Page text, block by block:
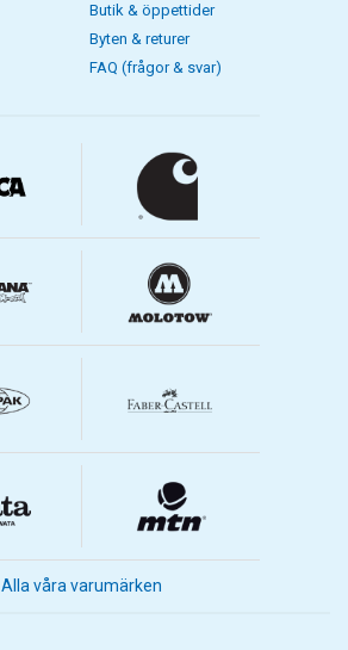
Butik & öppettider
Byten & returer
FAQ (frågor & svar)
Alla våra varumärken